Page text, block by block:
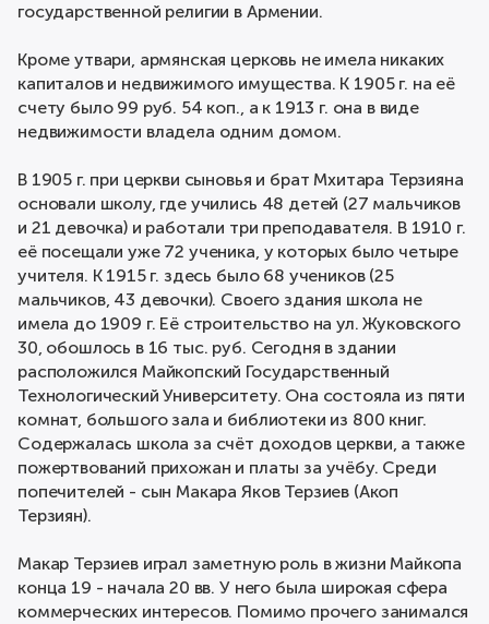
государственной религии в Армении.
Кроме утвари, армянская церковь не имела никаких
капиталов и недвижимого имущества. К 1905 г. на её
счету было 99 руб. 54 коп., а к 1913 г. она в виде
недвижимости владела одним домом.
В 1905 г. при церкви сыновья и брат Мхитара Терзияна
основали школу, где учились 48 детей (27 мальчиков
и 21 девочка) и работали три преподавателя. В 1910 г.
её посещали уже 72 ученика, у которых было четыре
учителя. К 1915 г. здесь было 68 учеников (25
мальчиков, 43 девочки). Своего здания школа не
имела до 1909 г. Её строительство на ул. Жуковского
30, обошлось в 16 тыс. руб. Сегодня в здании
расположился Майкопский Государственный
Технологический Университету. Она состояла из пяти
комнат, большого зала и библиотеки из 800 книг.
Содержалась школа за счёт доходов церкви, а также
пожертвований прихожан и платы за учёбу. Среди
попечителей - сын Макара Яков Терзиев (Акоп
Терзиян).
Макар Терзиев играл заметную роль в жизни Майкопа
конца 19 - начала 20 вв. У него была широкая сфера
коммерческих интересов. Помимо прочего занимался